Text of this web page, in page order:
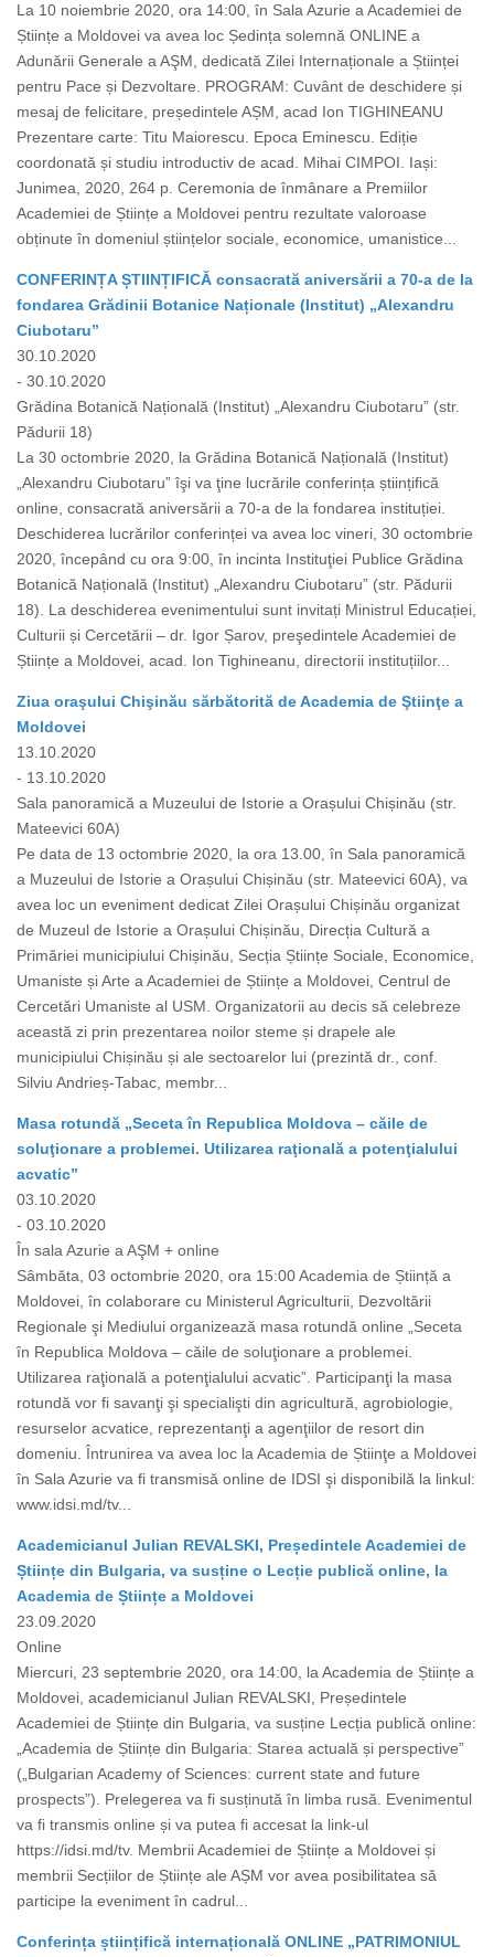
La 10 noiembrie 2020, ora 14:00, în Sala Azurie a Academiei de
Științe a Moldovei va avea loc Ședința solemnă ONLINE a
Adunării Generale a AŞM, dedicată Zilei Internaționale a Științei
pentru Pace și Dezvoltare. PROGRAM: Cuvânt de deschidere și
mesaj de felicitare, președintele AȘM, acad Ion TIGHINEANU
Prezentare carte: Titu Maiorescu. Epoca Eminescu. Ediție
coordonată și studiu introductiv de acad. Mihai CIMPOI. Iași:
Junimea, 2020, 264 p. Ceremonia de înmânare a Premiilor
Academiei de Științe a Moldovei pentru rezultate valoroase
obținute în domeniul științelor sociale, economice, umanistice...
CONFERINȚA ȘTIINȚIFICĂ consacrată aniversării a 70-a de la
fondarea Grădinii Botanice Naționale (Institut) „Alexandru
Ciubotaru”
30.10.2020
- 30.10.2020
Grădina Botanică Națională (Institut) „Alexandru Ciubotaru” (str.
Pădurii 18)
La 30 octombrie 2020, la Grădina Botanică Națională (Institut)
„Alexandru Ciubotaru” îşi va ţine lucrările conferința științifică
online, consacrată aniversării a 70-a de la fondarea instituției.
Deschiderea lucrărilor conferinței va avea loc vineri, 30 octombrie
2020, începând cu ora 9:00, în incinta Instituţiei Publice Grădina
Botanică Națională (Institut) „Alexandru Ciubotaru” (str. Pădurii
18). La deschiderea evenimentului sunt invitați Ministrul Educației,
Culturii și Cercetării – dr. Igor Șarov, preşedintele Academiei de
Științe a Moldovei, acad. Ion Tighineanu, directorii instituțiilor...
Ziua oraşului Chişinău sărbătorită de Academia de Ştiinţe a
Moldovei
13.10.2020
- 13.10.2020
Sala panoramică a Muzeului de Istorie a Orașului Chișinău (str.
Mateevici 60A)
Pe data de 13 octombrie 2020, la ora 13.00, în Sala panoramică
a Muzeului de Istorie a Orașului Chișinău (str. Mateevici 60A), va
avea loc un eveniment dedicat Zilei Orașului Chișinău organizat
de Muzeul de Istorie a Orașului Chișinău, Direcția Cultură a
Primăriei municipiului Chișinău, Secția Științe Sociale, Economice,
Umaniste și Arte a Academiei de Științe a Moldovei, Centrul de
Cercetări Umaniste al USM. Organizatorii au decis să celebreze
această zi prin prezentarea noilor steme și drapele ale
municipiului Chișinău și ale sectoarelor lui (prezintă dr., conf.
Silviu Andrieș-Tabac, membr...
Masa rotundă „Seceta în Republica Moldova – căile de
soluţionare a problemei. Utilizarea raţională a potenţialului
acvatic”
03.10.2020
- 03.10.2020
În sala Azurie a AŞM + online
Sâmbăta, 03 octombrie 2020, ora 15:00 Academia de Știință a
Moldovei, în colaborare cu Ministerul Agriculturii, Dezvoltării
Regionale şi Mediului organizează masa rotundă online „Seceta
în Republica Moldova – căile de soluţionare a problemei.
Utilizarea raţională a potenţialului acvatic”. Participanţi la masa
rotundă vor fi savanţi şi specialişti din agricultură, agrobiologie,
resurselor acvatice, reprezentanţi a agenţiilor de resort din
domeniu. Întrunirea va avea loc la Academia de Știinţe a Moldovei
în Sala Azurie va fi transmisă online de IDSI şi disponibilă la linkul:
www.idsi.md/tv...
Academicianul Julian REVALSKI, Președintele Academiei de
Științe din Bulgaria, va susține o Lecție publică online, la
Academia de Științe a Moldovei
23.09.2020
Online
Miercuri, 23 septembrie 2020, ora 14:00, la Academia de Științe a
Moldovei, academicianul Julian REVALSKI, Președintele
Academiei de Științe din Bulgaria, va susține Lecția publică online:
„Academia de Științe din Bulgaria: Starea actuală și perspective”
(„Bulgarian Academy of Sciences: current state and future
prospects”). Prelegerea va fi susținută în limba rusă. Evenimentul
va fi transmis online și va putea fi accesat la link-ul
https://idsi.md/tv. Membrii Academiei de Științe a Moldovei și
membrii Secțiilor de Științe ale AȘM vor avea posibilitatea să
participe la eveniment în cadrul...
Conferința științifică internațională ONLINE „PATRIMONIUL